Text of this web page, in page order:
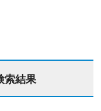
索結果